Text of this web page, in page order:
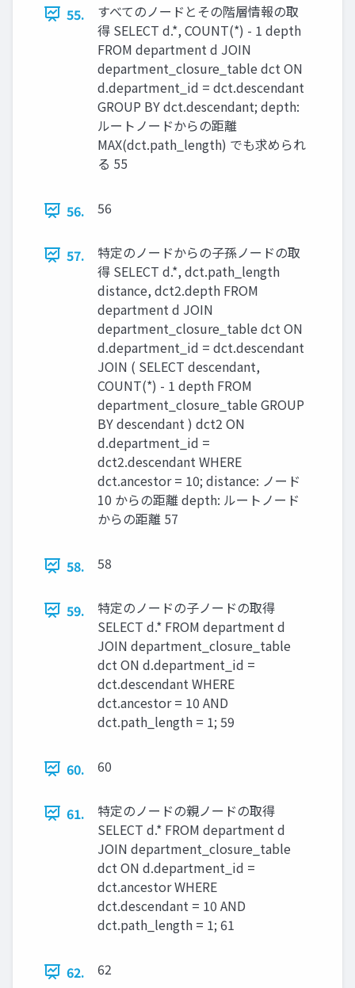
55.
すべてのノードとその階層情報の取
得 SELECT d.*, COUNT(*) - 1 depth
FROM department d JOIN
department_closure_table dct ON
d.department_id = dct.descendant
GROUP BY dct.descendant; depth:
ルートノードからの距離
MAX(dct.path_length) でも求められ
る 55
56. 56
57.
特定のノードからの子孫ノードの取
得 SELECT d.*, dct.path_length
distance, dct2.depth FROM
department d JOIN
department_closure_table dct ON
d.department_id = dct.descendant
JOIN ( SELECT descendant,
COUNT(*) - 1 depth FROM
department_closure_table GROUP
BY descendant ) dct2 ON
d.department_id =
dct2.descendant WHERE
dct.ancestor = 10; distance: ノード
10 からの距離 depth: ルートノード
からの距離 57
58. 58
59.
特定のノードの子ノードの取得
SELECT d.* FROM department d
JOIN department_closure_table
dct ON d.department_id =
dct.descendant WHERE
dct.ancestor = 10 AND
dct.path_length = 1; 59
60. 60
61.
特定のノードの親ノードの取得
SELECT d.* FROM department d
JOIN department_closure_table
dct ON d.department_id =
dct.ancestor WHERE
dct.descendant = 10 AND
dct.path_length = 1; 61
62. 62